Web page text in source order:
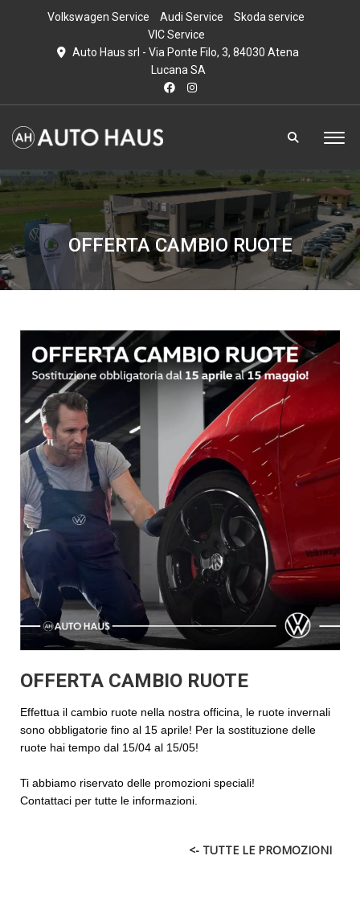
Volkswagen Service Audi Service
Skoda service
VIC Service
Auto Haus srl - Via Ponte Filo, 3, 84030 Atena
Lucana SA
OFFERTA CAMBIO RUOTE
OFFERTA CAMBIO RUOTE
Effettua il cambio ruote nella nostra officina, le ruote invernali
sono obbligatorie fino al 15 aprile! Per la sostituzione delle
ruote hai tempo dal 15/04 al 15/05!
Ti abbiamo riservato delle promozioni speciali!
Contattaci per tutte le informazioni.
<- TUTTE LE PROMOZIONI